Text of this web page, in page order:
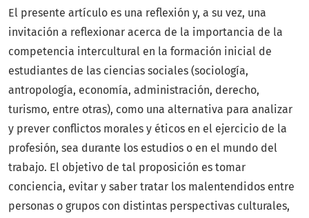
El presente artículo es una reflexión y, a su vez, una
invitación a reflexionar acerca de la importancia de la
competencia intercultural en la formación inicial de
estudiantes de las ciencias sociales (sociología,
antropología, economía, administración, derecho,
turismo, entre otras), como una alternativa para analizar
y prever conflictos morales y éticos en el ejercicio de la
profesión, sea durante los estudios o en el mundo del
trabajo. El objetivo de tal proposición es tomar
conciencia, evitar y saber tratar los malentendidos entre
personas o grupos con distintas perspectivas culturales,